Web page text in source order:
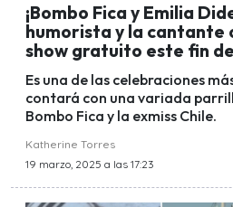
¡Bombo Fica y Emilia
humorista y la cantante
show gratuito este fin
Es una de las celebraciones
contará con una variada
Bombo Fica y la exmiss Chile.
Katherine Torres
19 marzo, 2025 a las 17:23